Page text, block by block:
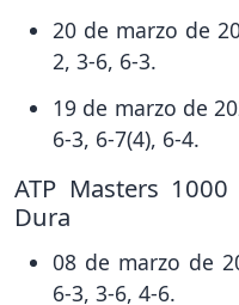
20 de marzo de
2, 3-6, 6-3.
19 de marzo de
6-3, 6-7(4), 6-4.
ATP Masters
Dura
08 de marzo de
6-3, 3-6, 4-6.